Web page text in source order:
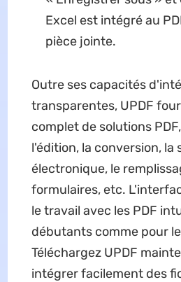
Excel est intégré au
pièce jointe.
Outre ses capacités
transparentes, UPDF
complet de solutions
l'édition, la conversion, la
électronique, le
formulaires, etc.
le travail avec les PDF
débutants comme pour
Téléchargez UPDF
intégrer facilement des